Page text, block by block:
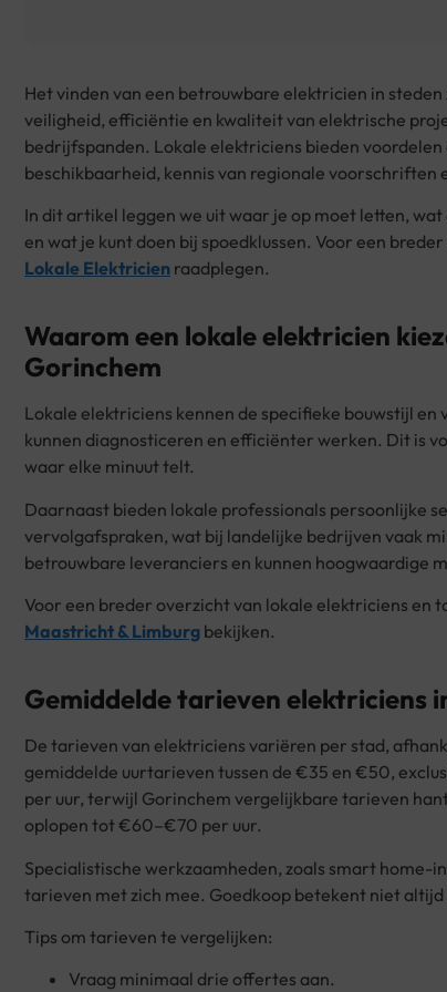
Het vinden van een betrouwbare elektricien in
veiligheid, efficiëntie en kwaliteit van elektrische
bedrijfspanden. Lokale elektriciens bieden
beschikbaarheid, kennis van regionale
In dit artikel leggen we uit waar je op moet letten,
en wat je kunt doen bij spoedklussen. Voor een
Lokale Elektricien raadplegen.
Waarom een lokale elektricien
Gorinchem
Lokale elektriciens kennen de specifieke bouwstijl
kunnen diagnosticeren en efficiënter werken. Dit is
waar elke minuut telt.
Daarnaast bieden lokale professionals persoonlijke
vervolgafspraken, wat bij landelijke bedrijven vaak
betrouwbare leveranciers en kunnen hoogwaardige
Voor een breder overzicht van lokale elektriciens en
Maastricht & Limburg bekijken.
Gemiddelde tarieven elektriciens
De tarieven van elektriciens variëren per stad,
gemiddelde uurtarieven tussen de €35 en €50,
per uur, terwijl Gorinchem vergelijkbare tarieven
oplopen tot €60–€70 per uur.
Specialistische werkzaamheden, zoals smart
tarieven met zich mee. Goedkoop betekent niet
Tips om tarieven te vergelijken:
Vraag minimaal drie offertes aan.